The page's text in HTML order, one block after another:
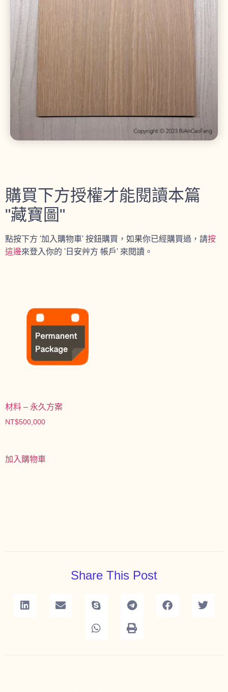
購買下方授權才能閱讀本篇
"藏寶圖"
點按下方 '加入購物車' 按鈕購買，如果你已經購買過，請按
這邊來登入你的 '日安艸方 帳戶' 來閱讀。
材料 – 永久方案
NT$500,000
加入購物車
Share This Post